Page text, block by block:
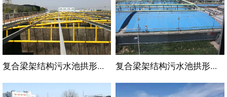
复合梁架结构污水池拱形盖板 复合梁架结构污水池拱形盖板